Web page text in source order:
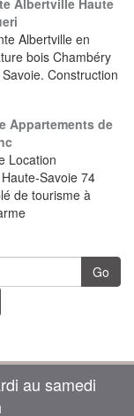
Albertville Haute
Albertville en
bois Chambéry
Construction
Appartements de
Location
Savoie 74
de tourisme à
Go
au samedi